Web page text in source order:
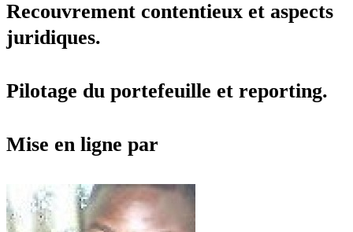
Recouvrement contentieux et aspects
juridiques.
Pilotage du portefeuille et reporting.
Mise en ligne par